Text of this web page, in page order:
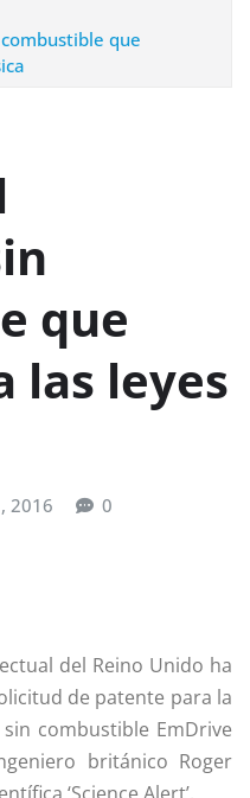
que
que
las leyes
2016 0
del Reino Unido ha
de patente para la
combustible EmDrive
británico Roger